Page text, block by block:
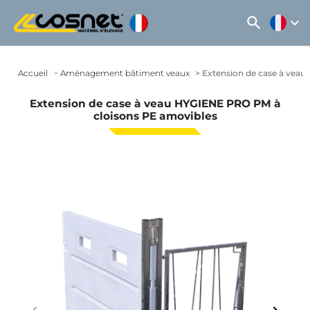
search expand_more
Accueil Aménagement bâtiment veaux Extension de case à veau
Extension de case à veau HYGIENE PRO PM à
cloisons PE amovibles